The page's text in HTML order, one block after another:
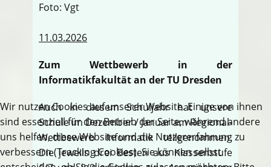
Foto: Vgt
11.03.2026
Zum Wettbewerb in der
Informatikfakultät an der TU Dresden
Auch in diesem Schuljahr hat unsere
Schule im Dezember / Januar am Regional-
Wettbewerb Informatik teilgenommen.
Die jeweils drei Besten aus Klassenstufe
Wir nutzen Cookies auf unserer Website. Einige von ihnen
sind essenziell für den Betrieb der Seite, während andere
uns helfen, diese Website und die Nutzererfahrung zu
verbessern (Tracking Cookies). Sie können selbst